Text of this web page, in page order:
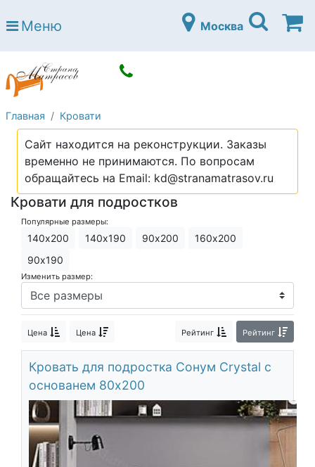
Страна матрасов
Open submenu (Матрасы)
Open submenu (Кровати)
Кровати
Open submenu (Аксессуары)
Open submenu (Диваны)
Диваны
Open submenu (Постельное белье)
Постельное белье
Open submenu (Мебель)
Мебель
Open submenu (Основания)
Основания
Open submenu (Детские матрасы)
Детские матрасы
Open submenu (Детские кровати)
Детские кровати
Open submenu (Шкафы)
Шкафы
О компании
Контакты
Доставка по городу
Меню Москва
Главная Кровати
Сайт находится на реконструкции. Заказы
временно не принимаются. По вопросам
обращайтесь на Email: kd@stranamatrasov.ru
Кровати для подростков
Популярные размеры:
140х200 140х190 90х200
160х200
90х190
Изменить размер:
Цена Цена Рейтинг Рейтинг
Кровать для подростка Сонум Crystal с
основанем 80х200